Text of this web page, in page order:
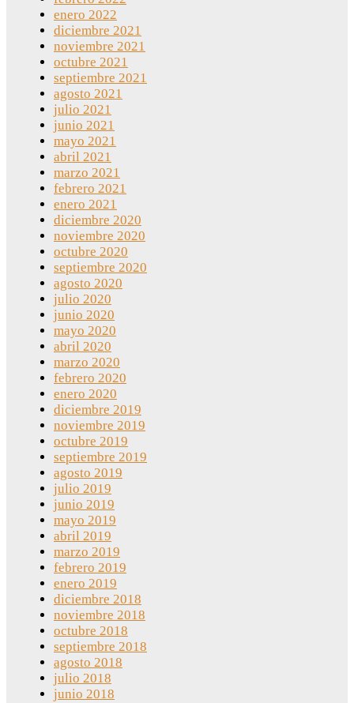
enero 2022
diciembre 2021
noviembre 2021
octubre 2021
septiembre 2021
agosto 2021
julio 2021
junio 2021
mayo 2021
abril 2021
marzo 2021
febrero 2021
enero 2021
diciembre 2020
noviembre 2020
octubre 2020
septiembre 2020
agosto 2020
julio 2020
junio 2020
mayo 2020
abril 2020
marzo 2020
febrero 2020
enero 2020
diciembre 2019
noviembre 2019
octubre 2019
septiembre 2019
agosto 2019
julio 2019
junio 2019
mayo 2019
abril 2019
marzo 2019
febrero 2019
enero 2019
diciembre 2018
noviembre 2018
octubre 2018
septiembre 2018
agosto 2018
julio 2018
junio 2018